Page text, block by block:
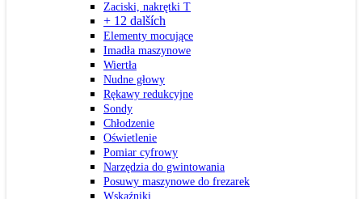
Zaciski, nakrętki T
+ 12 dalších
Elementy mocujące
Imadła maszynowe
Wiertła
Nudne głowy
Rękawy redukcyjne
Sondy
Chłodzenie
Oświetlenie
Pomiar cyfrowy
Narzędzia do gwintowania
Posuwy maszynowe do frezarek
Wskaźniki